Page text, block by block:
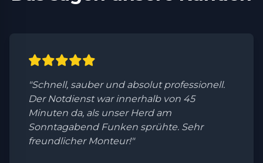
"Schnell, sauber und absolut professionell.
Der Notdienst war innerhalb von 45
Minuten da, als unser Herd am
Sonntagabend Funken sprühte. Sehr
freundlicher Monteur!"